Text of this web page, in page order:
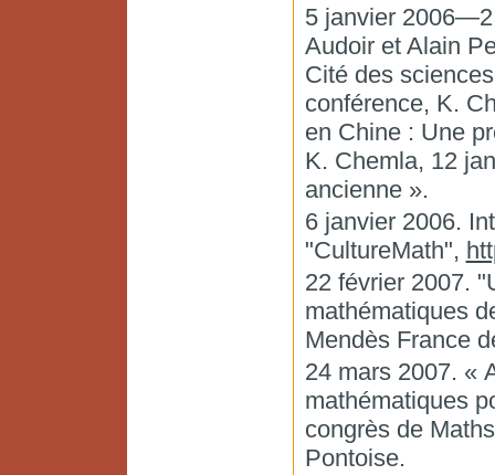
5 janvier 2006—2
Audoir et Alain
Cité des
conférence, K.
en Chine : Une
K. Chemla, 12
ancienne ».
6 janvier 2006.
"CultureMath",
22 février 2007.
mathématiques
Mendès France
24 mars 2007. «
mathématiques
congrès de
Pontoise.